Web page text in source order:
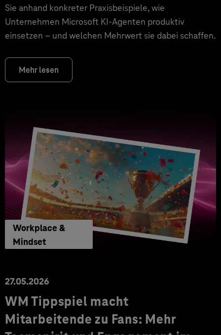
Sie anhand konkreter Praxisbeispiele, wie
Unternehmen Microsoft KI-Agenten produktiv
einsetzen – und welchen Mehrwert sie dabei schaffen.
Mehr lesen
Workplace &
Mindset
27.05.2026
WM Tippspiel macht
Mitarbeitende zu Fans: Mehr